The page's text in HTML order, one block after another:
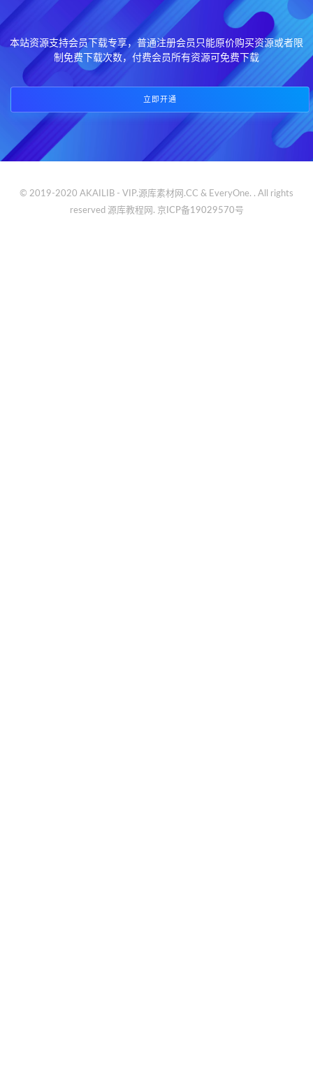
本站资源支持会员下载专享，普通注册会员只能原价购买资源或者限
制免费下载次数，付费会员所有资源可免费下载
立即开通
© 2019-2020 AKAILIB - VIP.源库素材网.CC & EveryOne. . All rights
reserved 源库教程网. 京ICP备19029570号